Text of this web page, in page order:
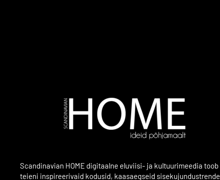
Scandinavian HOME digitaalne eluviisi- ja kultuurimeedia toob
teieni inspireerivaid kodusid, kaasaegseid sisekujundustrende